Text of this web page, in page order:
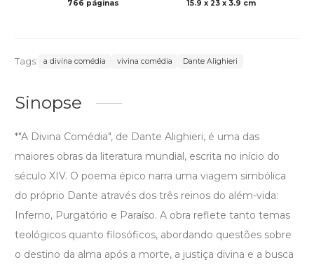
766 páginas 15.9 x 23 x 3.9 cm
Tags: a divina comédia vivina comédia Dante Alighieri
Sinopse
*"A Divina Comédia", de Dante Alighieri, é uma das
maiores obras da literatura mundial, escrita no início do
século XIV. O poema épico narra uma viagem simbólica
do próprio Dante através dos três reinos do além-vida:
Inferno, Purgatório e Paraíso. A obra reflete tanto temas
teológicos quanto filosóficos, abordando questões sobre
o destino da alma após a morte, a justiça divina e a busca